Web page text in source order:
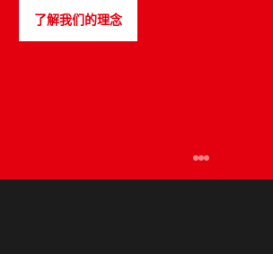
了解我们的理念
PULSEspencer